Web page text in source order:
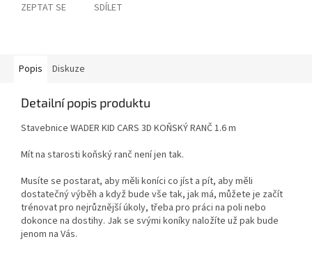
ZEPTAT SE SDÍLET
Popis Diskuze
Detailní popis produktu
Stavebnice WADER KID CARS 3D KOŇSKÝ RANČ 1.6 m
Mít na starosti koňský ranč není jen tak.
Musíte se postarat, aby měli koníci co jíst a pít, aby měli
dostatečný výběh a když bude vše tak, jak má, můžete je začít
trénovat pro nejrůznější úkoly, třeba pro práci na poli nebo
dokonce na dostihy. Jak se svými koníky naložíte už pak bude
jenom na Vás.